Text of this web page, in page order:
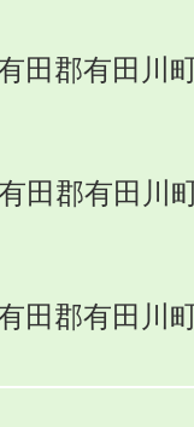
田郡有田川
田郡有田川
田郡有田川